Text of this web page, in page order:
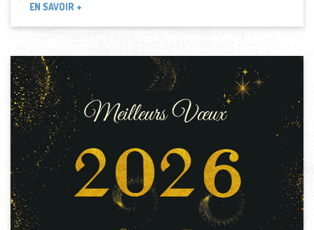
EN SAVOIR +